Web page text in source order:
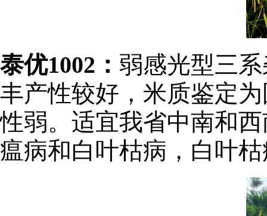
泰优1002： 弱感光型三
丰产性较好，米质鉴定
性弱。适宜我省中南和
瘟病和白叶枯病，白叶